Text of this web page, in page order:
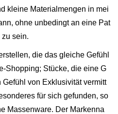
kleine Materialmengen in mei
ohne unbedingt an eine Pat
sein.
die das gleiche Gefühl
Shopping; Stücke, die eine G
von Exklusivität vermitt
für sich gefunden, so
Massenware. Der Markenna